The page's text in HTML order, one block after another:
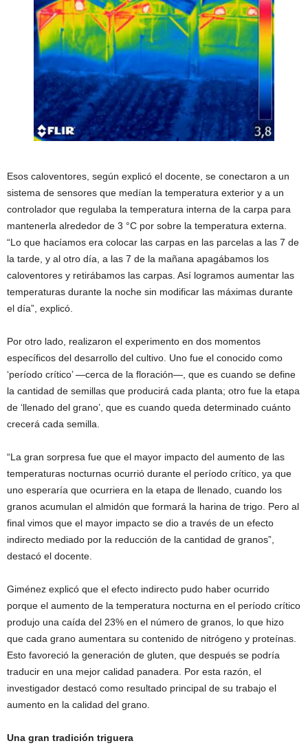
Esos caloventores, según explicó el docente, se conectaron a un
sistema de sensores que medían la temperatura exterior y a un
controlador que regulaba la temperatura interna de la carpa para
mantenerla alrededor de 3 °C por sobre la temperatura externa.
“Lo que hacíamos era colocar las carpas en las parcelas a las 7 de
la tarde, y al otro día, a las 7 de la mañana apagábamos los
caloventores y retirábamos las carpas. Así logramos aumentar las
temperaturas durante la noche sin modificar las máximas durante
el día”, explicó.
Por otro lado, realizaron el experimento en dos momentos
específicos del desarrollo del cultivo. Uno fue el conocido como
‘período crítico’ —cerca de la floración—, que es cuando se define
la cantidad de semillas que producirá cada planta; otro fue la etapa
de ‘llenado del grano’, que es cuando queda determinado cuánto
crecerá cada semilla.
“La gran sorpresa fue que el mayor impacto del aumento de las
temperaturas nocturnas ocurrió durante el período crítico, ya que
uno esperaría que ocurriera en la etapa de llenado, cuando los
granos acumulan el almidón que formará la harina de trigo. Pero al
final vimos que el mayor impacto se dio a través de un efecto
indirecto mediado por la reducción de la cantidad de granos”,
destacó el docente.
Giménez explicó que el efecto indirecto pudo haber ocurrido
porque el aumento de la temperatura nocturna en el período crítico
produjo una caída del 23% en el número de granos, lo que hizo
que cada grano aumentara su contenido de nitrógeno y proteínas.
Esto favoreció la generación de gluten, que después se podría
traducir en una mejor calidad panadera. Por esta razón, el
investigador destacó como resultado principal de su trabajo el
aumento en la calidad del grano.
Una gran tradición triguera